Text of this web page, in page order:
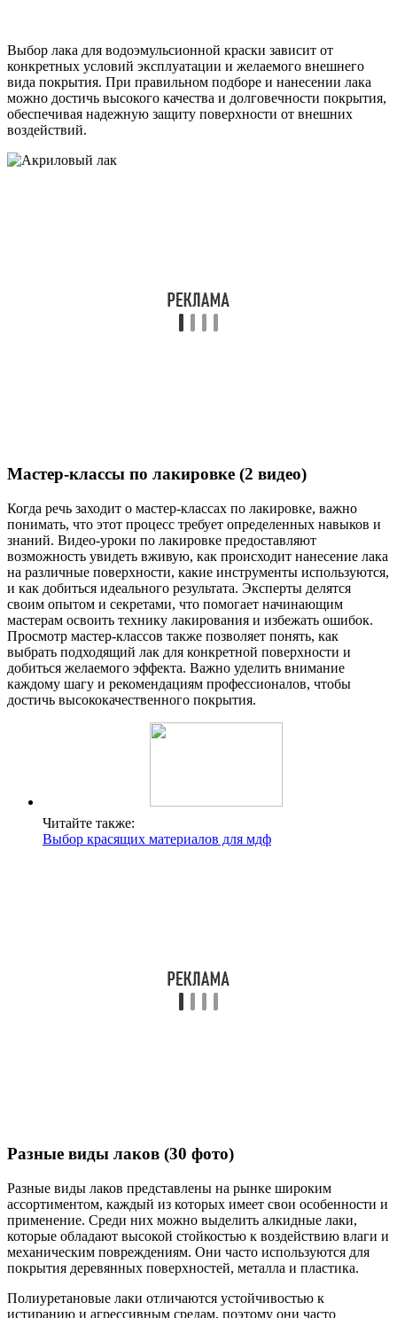
Выбор лака для водоэмульсионной краски зависит от
конкретных условий эксплуатации и желаемого внешнего
вида покрытия. При правильном подборе и нанесении лака
можно достичь высокого качества и долговечности покрытия,
обеспечивая надежную защиту поверхности от внешних
воздействий.
Мастер-классы по лакировке (2 видео)
Когда речь заходит о мастер-классах по лакировке, важно
понимать, что этот процесс требует определенных навыков и
знаний. Видео-уроки по лакировке предоставляют
возможность увидеть вживую, как происходит нанесение лака
на различные поверхности, какие инструменты используются,
и как добиться идеального результата. Эксперты делятся
своим опытом и секретами, что помогает начинающим
мастерам освоить технику лакирования и избежать ошибок.
Просмотр мастер-классов также позволяет понять, как
выбрать подходящий лак для конкретной поверхности и
добиться желаемого эффекта. Важно уделить внимание
каждому шагу и рекомендациям профессионалов, чтобы
достичь высококачественного покрытия.
Читайте также:
Выбор красящих материалов для мдф
Разные виды лаков (30 фото)
Разные виды лаков представлены на рынке широким
ассортиментом, каждый из которых имеет свои особенности и
применение. Среди них можно выделить алкидные лаки,
которые обладают высокой стойкостью к воздействию влаги и
механическим повреждениям. Они часто используются для
покрытия деревянных поверхностей, металла и пластика.
Полиуретановые лаки отличаются устойчивостью к
истиранию и агрессивным средам, поэтому они часто